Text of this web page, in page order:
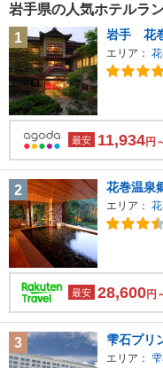
岩手県の人気ホテルラ
1
岩手 花
エリア：
最安 11,934円
2 花巻温
エリア：
最安 28,600円
3 雫石プリ
エリア：